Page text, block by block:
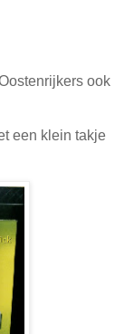
ook
een klein takje